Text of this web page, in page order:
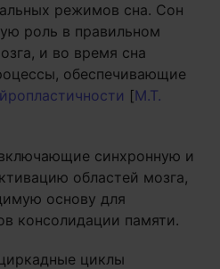
режимов сна. Сон
роль в правильном
и во время сна
обеспечивающие
[M.T.
синхронную и
областей мозга,
основу для
консолидации памяти.
циклы